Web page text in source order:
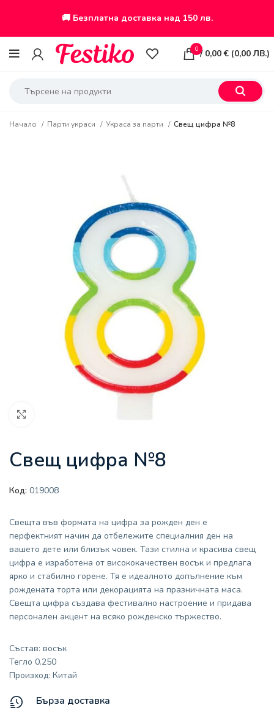
🚚 Безплатна доставка над 150 лв.
0 / 0,00€ (0,00 ЛВ.)
Начало Парти украси Украса за парти Свещ цифра №8
Свещ цифра №8
Код: 019008
Свещта във формата на цифра за рожден ден е
перфектният начин да отбележите специалния ден на
вашето дете или близък човек. Тази стилна и красива свещ
цифра е изработена от висококачествен восък и предлага
ярко и стабилно горене. Тя е идеалното допълнение към
рождената торта или декорацията на празничната маса.
Свещта цифра създава фестивално настроение и придава
персонален акцент на всяко рожденско тържество.
Състав: восък
Тегло 0.250
Произход: Китай
Бърза доставка